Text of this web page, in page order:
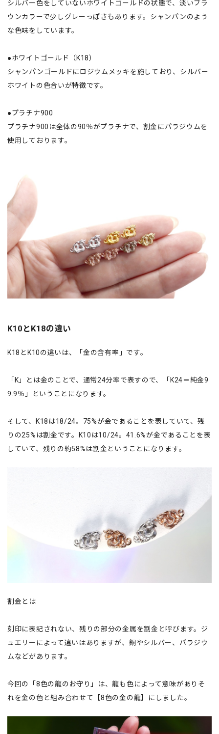
シルバー色をしていないホワイトゴールドの状態で、淡いブラ
ウンカラーで少しグレーっぽさもあります。シャンパンのよう
な色味をしています。
●ホワイトゴールド（K18）
シャンパンゴールドにロジウムメッキを施しており、シルバー
ホワイトの色合いが特徴です。
●プラチナ900
プラチナ900は全体の90％がプラチナで、割金にパラジウムを
使用しております。
K10とK18の違い
K18とK10の違いは、「金の含有率」です。
「K」とは金のことで、通常24分率で表すので、「K24＝純金9
9.9％」ということになります。
そして、K18は18/24。75%が金であることを表していて、残
りの25%は割金です。K10は10/24。41.6%が金であることを表
していて、残りの約58%は割金ということになります。
割金とは
刻印に表記されない、残りの部分の金属を割金と呼びます。ジ
ュエリーによって違いはありますが、銅やシルバー、パラジウ
ムなどがあります。
今回の「8色の龍のお守り」は、龍も色によって意味がありそ
れを金の色と組み合わせて【8色の金の龍】にしました。